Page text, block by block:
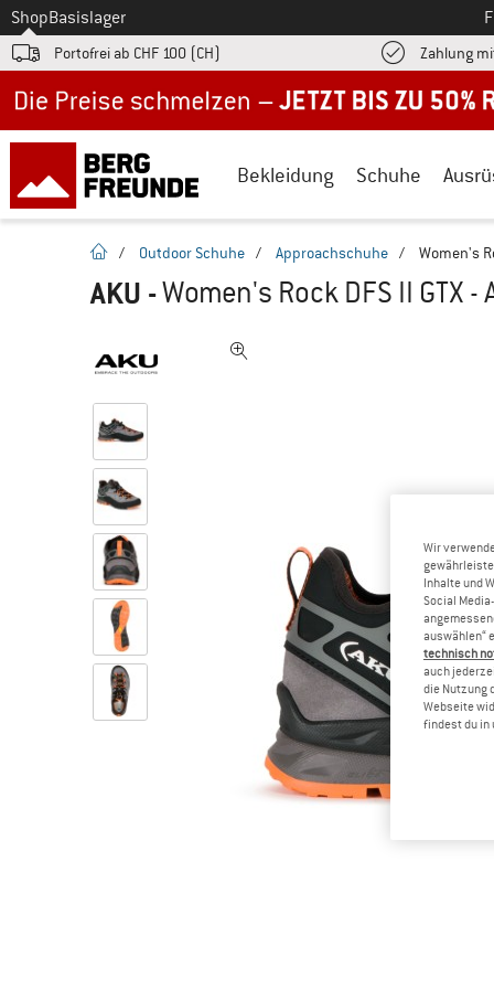
Zum
ShopBasislager
Portofrei ab CHF 100 (CH) Zahlung
Bekleidung Schuhe
Startseite
/ Outdoor Schuhe / Approachschuhe / Women's
AKU -Women's Rock DFS II GTX
Wir
Inhalte und
Social
auswählen“
technisch
auch
die Nutzung
Webseite
findest du in